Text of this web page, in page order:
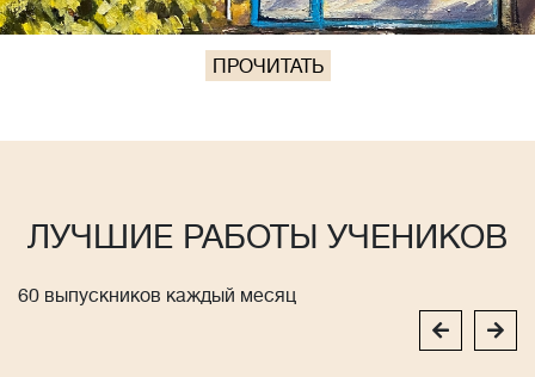
ПРОЧИТАТЬ
ЛУЧШИЕ РАБОТЫ УЧЕНИКОВ
60 выпускников каждый месяц